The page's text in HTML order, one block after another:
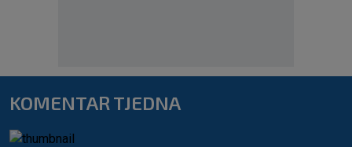
KOMENTAR TJEDNA